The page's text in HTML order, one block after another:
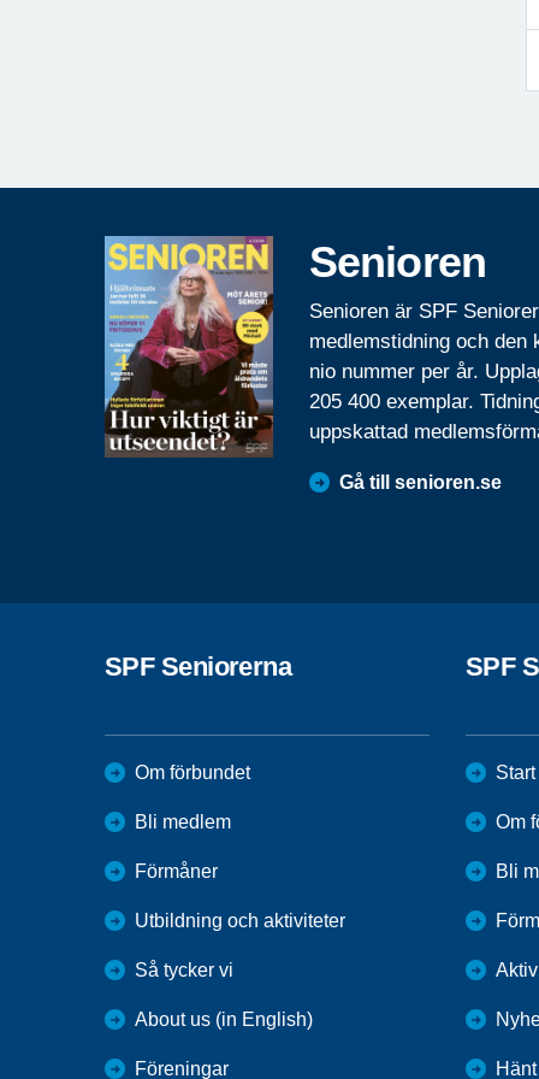
Senioren
Senioren är SPF
medlemstidning och den
nio nummer per år.
205 400 exemplar.
uppskattad
Gå till senioren.se
SPF Seniorerna
Om förbundet
Bli medlem
Förmåner
Utbildning och aktiviteter
Så tycker vi
About us (in English)
Föreningar
SPF
Start
Om
Bli